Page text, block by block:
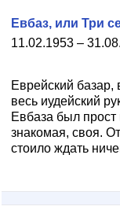
11.02.1953 –
Евбаз, или Три
Еврейский базар,
весь иудейский
Евбаза был
знакомая, своя.
стоило ждать